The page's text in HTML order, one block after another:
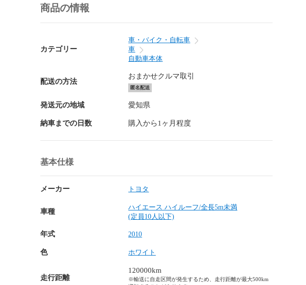
商品の情報
カテゴリー
車・バイク・自転車
車
自動車本体
配送の方法
おまかせクルマ取引
匿名配送
発送元の地域 愛知県
納車までの日数 購入から1ヶ月程度
基本仕様
メーカー トヨタ
車種
ハイエース ハイルーフ/全長5m未満
(定員10人以下)
年式 2010
色 ホワイト
走行距離
120000km
※輸送に自走区間が発生するため、走行距離が最大500km